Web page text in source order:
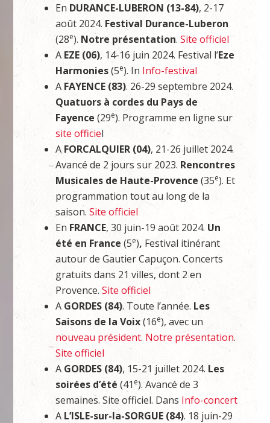
En DURANCE-LUBERON (13-84), 2-17
août 2024. Festival Durance-Luberon
(28e). Notre présentation.Site officiel
A EZE (06), 14-16 juin 2024. Festival l’Eze
Harmonies(5e). In Info-festival
A FAYENCE (83). 26-29 septembre 2024.
Quatuors à cordes du Pays de
Fayence(29e). Programme en ligne sur
site officiel
A FORCALQUIER (04), 21-26 juillet 2024.
Avancé de 2 jours sur 2023. Rencontres
Musicales de Haute-Provence(35e). Et
programmation tout au long de la
saison.Site officiel
En FRANCE, 30 juin-19 août 2024. Un
été en France(5e), Festival itinérant
autour de Gautier Capuçon. Concerts
gratuits dans 21 villes, dont 2 en
Provence.Site officiel
A GORDES (84). Toute l’année. Les
Saisons de la Voix(16e), avec un
nouveau président. Notre présentation.
Site officiel
A GORDES (84), 15-21 juillet 2024. Les
soirées d’été(41 e). Avancé de 3
semaines. Site officiel. Dans Info-concert
A L’ISLE-sur-la-SORGUE (84). 18 juin-29